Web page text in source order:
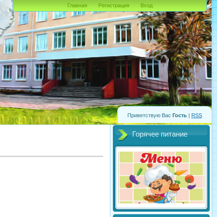
Приветствую Вас Гость | RSS
Главная Регистрация Вход
Горячее питание